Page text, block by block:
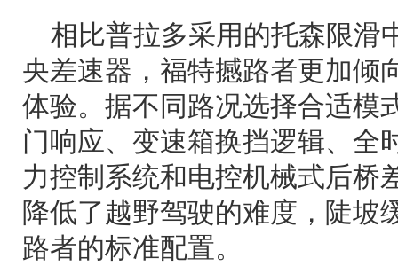
相比普拉多采用的托森限滑
央差速器，福特撼路者更加倾
体验。据不同路况选择合适模
门响应、变速箱换挡逻辑、全
力控制系统和电控机械式后桥
降低了越野驾驶的难度，陡坡
路者的标准配置。